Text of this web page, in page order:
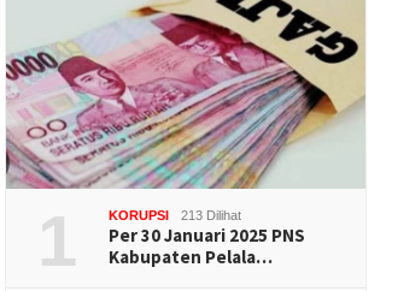
1 KORUPSI 213 Dilihat
Per 30 Januari 2025 PNS
Kabupaten Pelala…